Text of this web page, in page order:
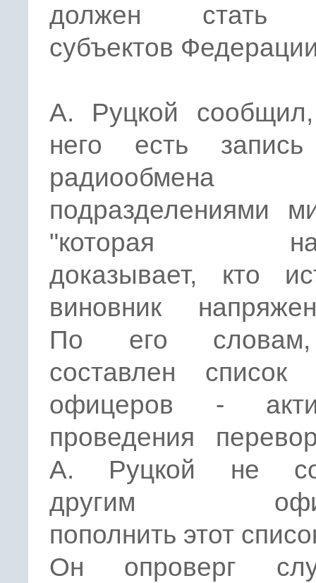
должен стать
субъектов
А. Руцкой
него есть запись
радиообмена
подразделениями
"которая
доказывает, кто
виновник
По его
составлен
офицеров -
проведения
А. Руцкой не
другим
пополнить этот
Он опроверг